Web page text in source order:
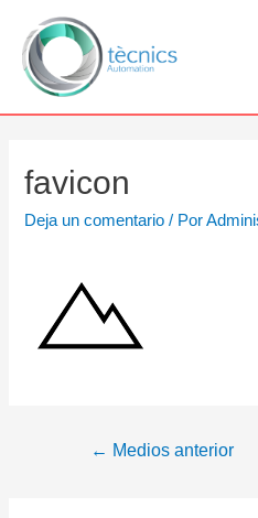
favicon
Deja un comentario / Por
← Medios anterior